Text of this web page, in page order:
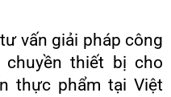
vấn giải pháp công
thiết bị cho
thực phẩm tại Việt